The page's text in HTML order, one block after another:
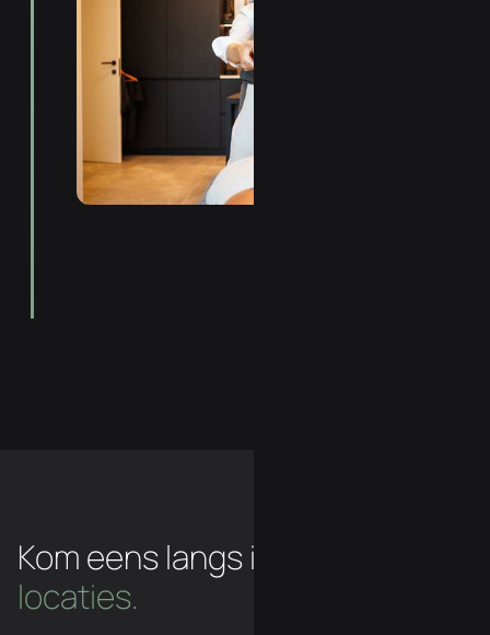
Kom eens langs in een van
locaties.